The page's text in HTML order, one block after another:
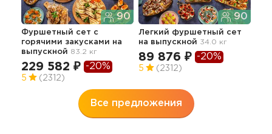
90
Фуршетный сет с
горячими закусками на
выпускной 83.2 кг
229 582 ₽ -20%
5 (2312)
90
Легкий фуршетный сет
на выпускной 34.0 кг
89 876 ₽ -20%
5 (2312)
Все предложения